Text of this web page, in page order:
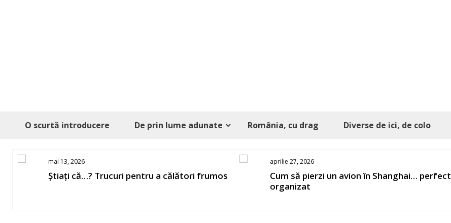
O scurtă introducere De prin lume adunate România, cu drag Diverse de ici, de colo
mai 13, 2026
Știați că…? Trucuri pentru a călători frumos
aprilie 27, 2026
Cum să pierzi un avion în Shanghai… perfect
organizat